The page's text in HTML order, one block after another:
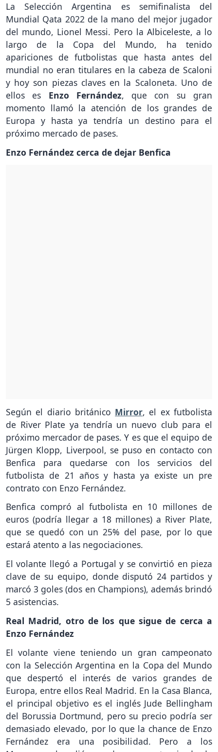
La Selección Argentina es semifinalista del
Mundial Qata 2022 de la mano del mejor jugador
del mundo, Lionel Messi. Pero la Albiceleste, a lo
largo de la Copa del Mundo, ha tenido
apariciones de futbolistas que hasta antes del
mundial no eran titulares en la cabeza de Scaloni
y hoy son piezas claves en la Scaloneta. Uno de
ellos es Enzo Fernández, que con su gran
momento llamó la atención de los grandes de
Europa y hasta ya tendría un destino para el
próximo mercado de pases.
Enzo Fernández cerca de dejar Benfica
Según el diario británico Mirror, el ex futbolista
de River Plate ya tendría un nuevo club para el
próximo mercador de pases. Y es que el equipo de
Jürgen Klopp, Liverpool, se puso en contacto con
Benfica para quedarse con los servicios del
futbolista de 21 años y hasta ya existe un pre
contrato con Enzo Fernández.
Benfica compró al futbolista en 10 millones de
euros (podría llegar a 18 millones) a River Plate,
que se quedó con un 25% del pase, por lo que
estará atento a las negociaciones.
El volante llegó a Portugal y se convirtió en pieza
clave de su equipo, donde disputó 24 partidos y
marcó 3 goles (dos en Champions), además brindó
5 asistencias.
Real Madrid, otro de los que sigue de cerca a
Enzo Fernández
El volante viene teniendo un gran campeonato
con la Selección Argentina en la Copa del Mundo
que despertó el interés de varios grandes de
Europa, entre ellos Real Madrid. En la Casa Blanca,
el principal objetivo es el inglés Jude Bellingham
del Borussia Dortmund, pero su precio podría ser
demasiado elevado, por lo que la chance de Enzo
Fernández era una posibilidad. Pero a los